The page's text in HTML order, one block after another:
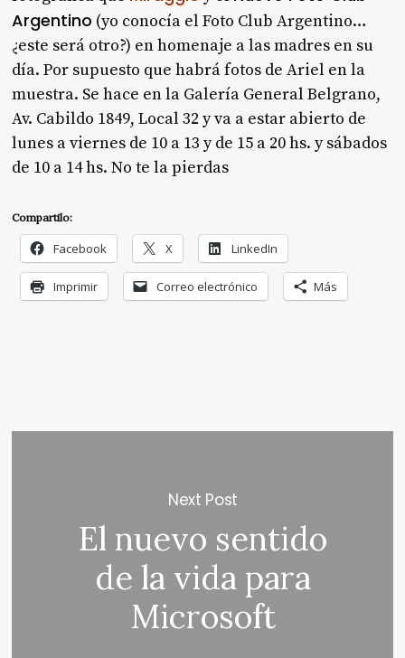
Argentino (yo conocía el Foto Club Argentino…
¿este será otro?) en homenaje a las madres en su
día. Por supuesto que habrá fotos de Ariel en la
muestra. Se hace en la Galería General Belgrano,
Av. Cabildo 1849, Local 32 y va a estar abierto de
lunes a viernes de 10 a 13 y de 15 a 20 hs. y sábados
de 10 a 14 hs. No te la pierdas
Compartilo:
Facebook X LinkedIn
Imprimir Correo electrónico Más
Next Post
El nuevo sentido
de la vida para
Microsoft